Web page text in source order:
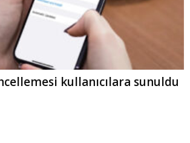
kullanıcılara sunuldu